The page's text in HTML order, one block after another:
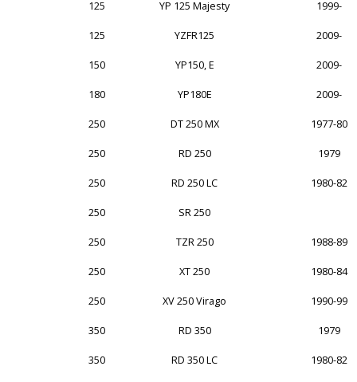
125 YP 125 Majesty 1999-
125 YZFR125 2009-
150 YP150, E 2009-
180 YP180E 2009-
250 DT 250 MX 1977-80
250 RD 250 1979
250 RD 250 LC 1980-82
250 SR 250
250 TZR 250 1988-89
250 XT 250 1980-84
250 XV 250 Virago 1990-99
350 RD 350 1979
350 RD 350 LC 1980-82